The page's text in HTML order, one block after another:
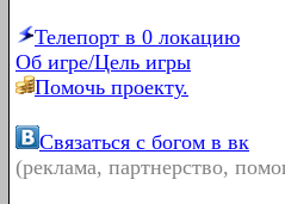
Телепорт в 0 локацию
Об игре/Цель игры
Помочь проекту.
Связаться с богом в вк
(реклама, партнерство,